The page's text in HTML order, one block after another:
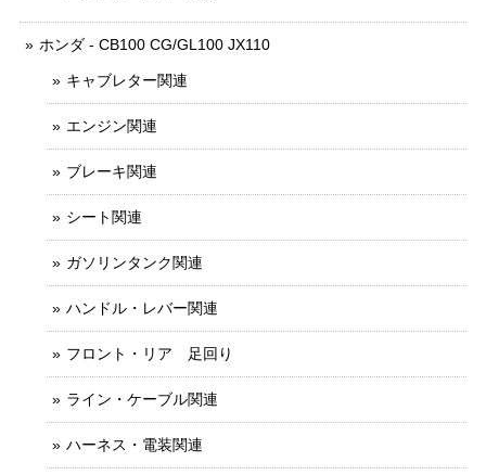
ホンダ - CB100 CG/GL100 JX110
キャブレター関連
エンジン関連
ブレーキ関連
シート関連
ガソリンタンク関連
ハンドル・レバー関連
フロント・リア 足回り
ライン・ケーブル関連
ハーネス・電装関連